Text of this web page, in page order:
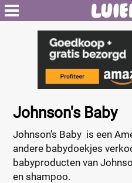
Johnson's Baby
Johnson's Baby is een
andere babydoekjes
babyproducten van
en shampoo.